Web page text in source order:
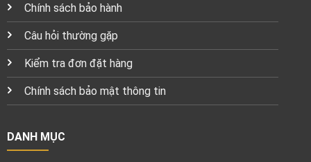
Chính sách bảo hành
Câu hỏi thường gặp
Kiểm tra đơn đặt hàng
Chính sách bảo mật thông tin
DANH MỤC